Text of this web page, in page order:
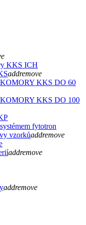
KKS ICH
addremove
KKS DO 60
KKS DO 100
fytotron
vzorkůaddremove
addremove
addremove